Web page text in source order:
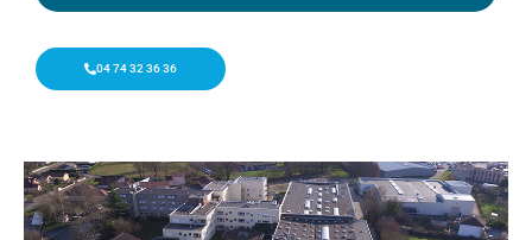
04 74 32 36 36